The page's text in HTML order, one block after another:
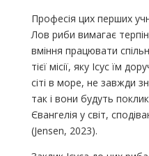
Професія цих перших
Лов риби вимагає
вміння працювати
тієї місії, яку Ісус їм
сіті в море, не завжди
так і вони будуть
Євангелія у світ,
(Jensen, 2023).